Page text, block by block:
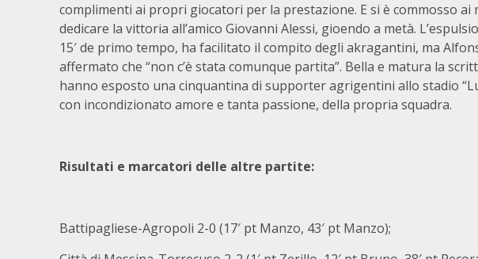
complimenti ai propri giocatori per la prestazione. E si è commosso ai
dedicare la vittoria all’amico Giovanni Alessi, gioendo a metà.
15′ de primo tempo, ha facilitato il compito degli akragantini, ma
affermato che “non c’è stata comunque partita”. Bella e matura la
hanno esposto una cinquantina di supporter agrigentini allo stadio
con incondizionato amore e tanta passione, della propria squadra.
Risultati e marcatori delle altre partite:
Battipagliese-Agropoli 2-0 (17′ pt Manzo, 43′ pt Manzo);